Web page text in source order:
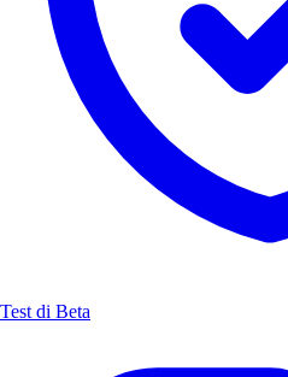
Test di Beta